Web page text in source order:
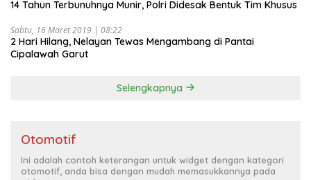
14 Tahun Terbunuhnya Munir, Polri Didesak Bentuk Tim Khusus
Sabtu, 16 Maret 2019 | 08:22
2 Hari Hilang, Nelayan Tewas Mengambang di Pantai
Cipalawah Garut
Selengkapnya
Otomotif
Ini adalah contoh keterangan untuk widget dengan kategori
otomotif, anda bisa dengan mudah memasukkannya pada